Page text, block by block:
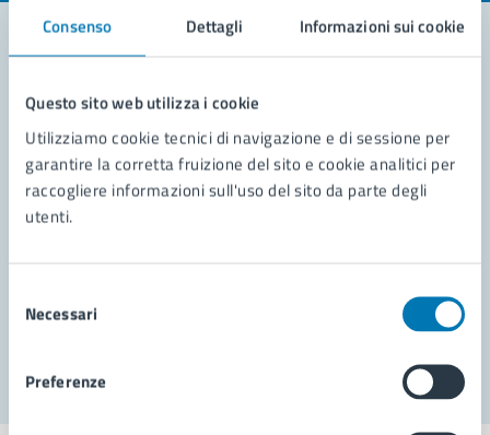
Consenso Dettagli Informazioni sui cookie
Questo sito web utilizza i cookie
Utilizziamo cookie tecnici di navigazione e di sessione per
garantire la corretta fruizione del sito e cookie analitici per
raccogliere informazioni sull'uso del sito da parte degli
utenti.
delNecessari
Preferenze
Contatta il comune
Leggi le domande frequenti
Richiedi assistenza